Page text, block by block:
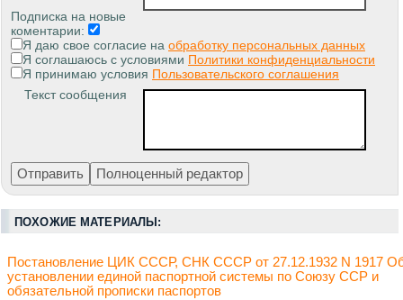
Подписка на новые
коментарии:
Я даю свое согласие на обработку персональных данных
Я соглашаюсь с условиями Политики конфиденциальности
Я принимаю условия Пользовательского соглашения
Текст сообщения
ПОХОЖИЕ МАТЕРИАЛЫ:
Постановление ЦИК СССР, СНК СССР от 27.12.1932 N 1917
установлении единой паспортной системы по Союзу ССР и
обязательной прописки паспортов